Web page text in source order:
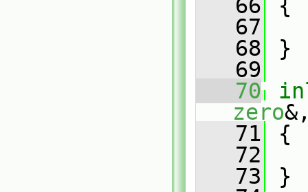
   66
{
   67
   68
}
   69
   70
zero
   71
{
   72
   73
}